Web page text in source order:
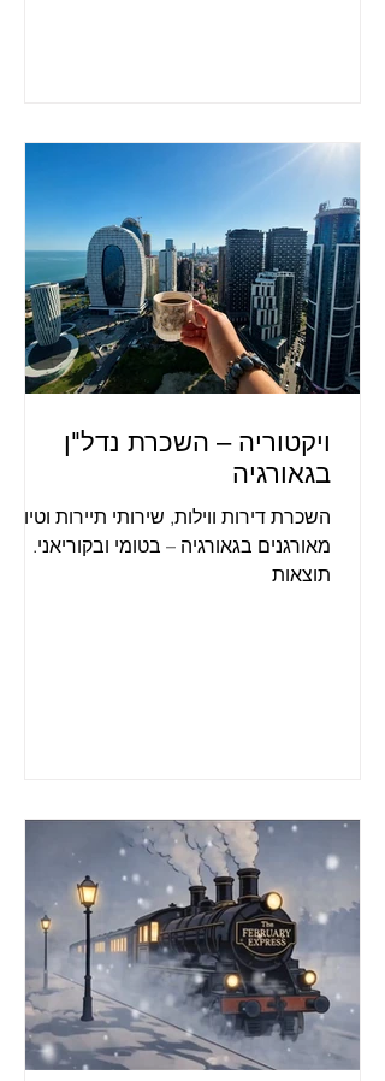
ויקטוריה – השכרת נדל"ן
בגאורגיה
השכרת דירות ווילות, שירותי תיירות
מאורגנים בגאורגיה – בטומי ובקוריאני.
תוצאות